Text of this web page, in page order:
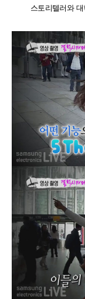
스토리텔러와